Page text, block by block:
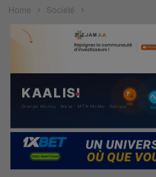
Home Société